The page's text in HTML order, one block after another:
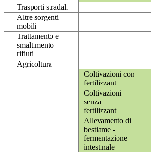
Trasporti stradali
Altre sorgenti
mobili
Trattamento e
smaltimento
rifiuti
Agricoltura
Coltivazioni con
fertilizzanti
Coltivazioni
senza
fertilizzanti
Allevamento di
bestiame -
fermentazione
intestinale